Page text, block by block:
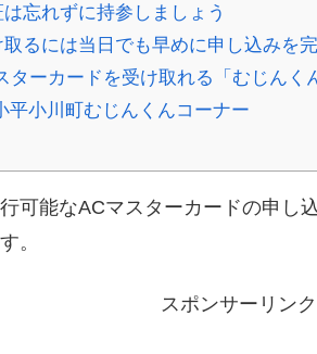
忘れずに持参しましょう
るには当日でも早めに申し込みを
ターカードを受け取れる「むじんく
平小川町むじんくんコーナー
可能なACマスターカードの申し
。
スポンサーリンク